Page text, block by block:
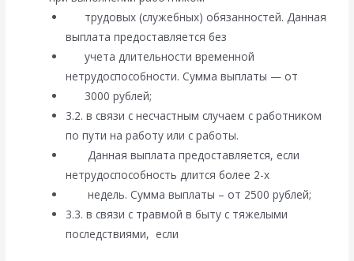
трудовых (служебных) обязанностей. Данная
выплата предоставляется без
учета длительности временной
нетрудоспособности. Сумма выплаты — от
3000 рублей;
3.2. в связи с несчастным случаем с работником
по пути на работу или с работы.
Данная выплата предоставляется, если
нетрудоспособность длится более 2-х
недель. Сумма выплаты – от 2500 рублей;
3.3. в связи с травмой в быту с тяжелыми
последствиями, если